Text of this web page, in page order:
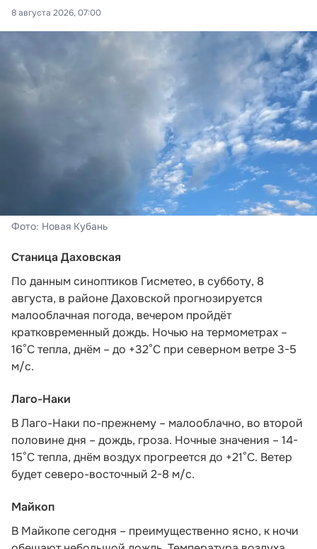
8 августа 2026, 07:00
Фото: Новая Кубань
Станица Даховская
По данным синоптиков Гисметео, в субботу, 8
августа, в районе Даховской прогнозируется
малооблачная погода, вечером пройдёт
кратковременный дождь. Ночью на термометрах –
16°C тепла, днём – до +32°C при северном ветре 3-5
м/с.
Лаго-Наки
В Лаго-Наки по-прежнему – малооблачно, во второй
половине дня – дождь, гроза. Ночные значения – 14-
15°С тепла, днём воздух прогреется до +21°С. Ветер
будет северо-восточный 2-8 м/с.
Майкоп
В Майкопе сегодня – преимущественно ясно, к ночи